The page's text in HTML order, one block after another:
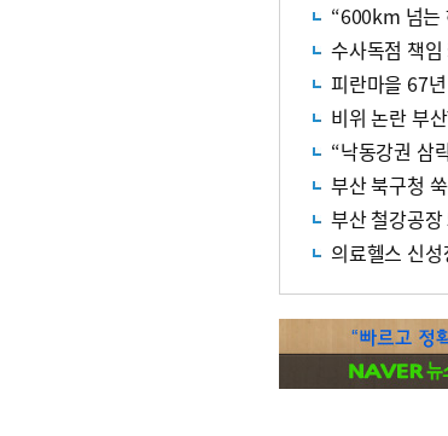
수사독점 책
피란마을 67
비위 논란 부
“낙동강권 삼
부산 북구청
부산 철강공
의료헬스 신